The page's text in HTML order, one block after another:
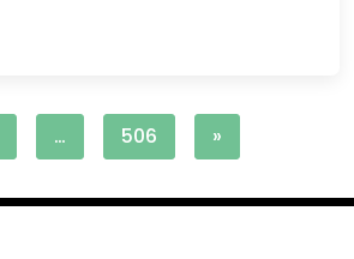
… 506 »